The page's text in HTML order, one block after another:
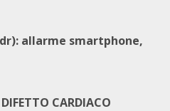
allarme smartphone,
CARDIACO